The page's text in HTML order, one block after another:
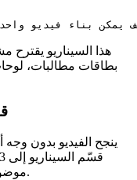
هذا السيناريو
بطاقات مطالبات،
ينجح الفيديو بدون
موضوع واحد، وفعل واحد، وفكرة كاميرا واحدة.